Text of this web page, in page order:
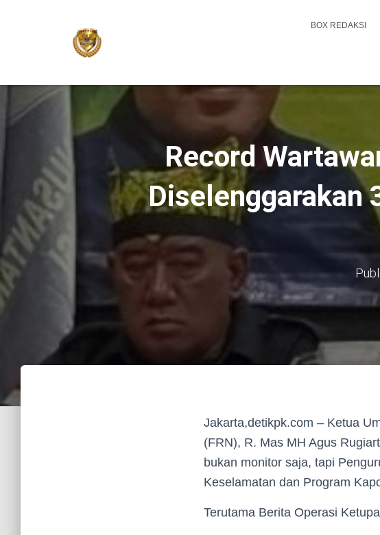
BOX REDAKSI
Record
Diselenggarakan
Jakarta,detikpk.com – Ketua
(FRN), R. Mas MH Agus
bukan monitor saja, tapi
Keselamatan dan Program
Terutama Berita Operasi